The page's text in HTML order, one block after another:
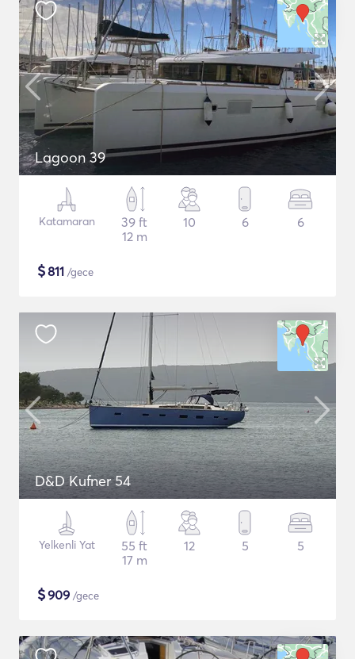
Lagoon 39
Katamaran
39 ft
12 m
10 6 6
$811 /gece
D&D Kufner 54
Yelkenli Yat
55 ft
17 m
12 5 5
$909 /gece